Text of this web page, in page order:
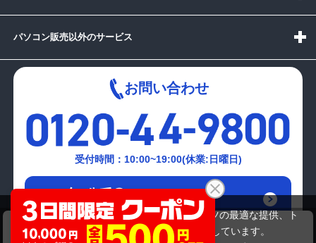
HP ProBook 450 G10 B4NH6AT#ABJ
パソコン販売以外のサービス
お問い合わせ
受付時間：10:00~19:00(休業:日曜日)
メールでの
お問い合わせはこちら
当サイトでは利用体験の向上およびコンテンツの最適な提供、ト
ラフィックの分析を目的としてCookieを使用しています。